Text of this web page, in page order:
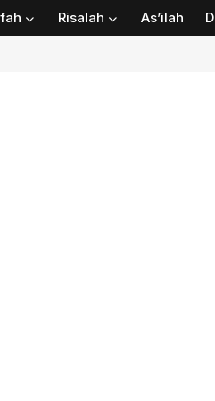
Risalah As’ilah